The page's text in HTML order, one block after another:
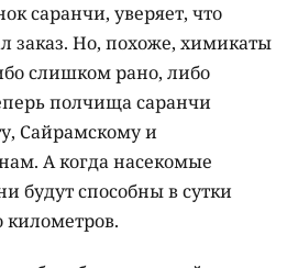
саранчи, уверяет, что
заказ. Но, похоже, химикаты
слишком рано, либо
полчища саранчи
Сайрамскому и
А когда насекомые
будут способны в сутки
километров.